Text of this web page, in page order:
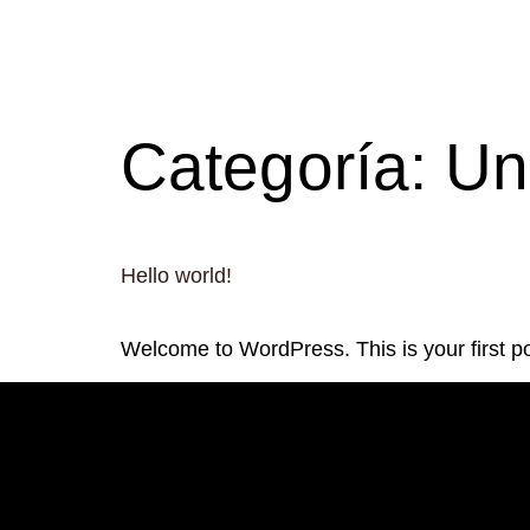
Categoría:
Hello world!
Welcome to WordPress. This is your first